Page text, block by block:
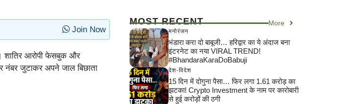
Join Now
शातिर आरोपी फेसबुक और
नंबर जुटाकर अपने जाल बिछाता
MOST RECENT More
मनोरंजन
भंडारा करा दो बाबूजी… हरिद्वार का ये अंदाज बना
इंटरनेट का नया VIRAL TREND!
#BhandaraKaraDoBabuji
देश-विदेश
15 दिन में दोगुना पैसा… फिर लगा 1.61 करोड़ का
झटका! Crypto Investment के नाम पर कारोबारी
से हुई करोड़ों की ठगी